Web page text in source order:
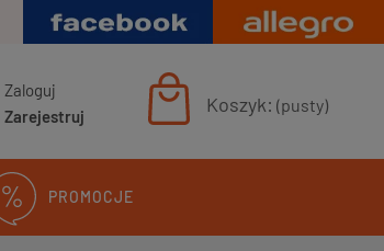
Koszyk: (pusty)
Zaloguj
Zarejestruj
PROMOCJE